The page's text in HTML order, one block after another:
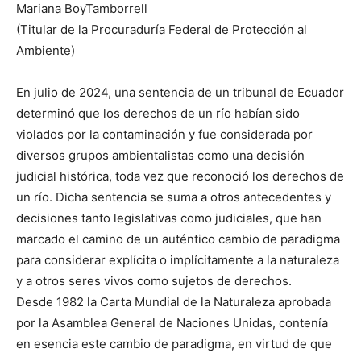
Mariana BoyTamborrell
(Titular de la Procuraduría Federal de Protección al
Ambiente)
En julio de 2024, una sentencia de un tribunal de Ecuador
determinó que los derechos de un río habían sido
violados por la contaminación y fue considerada por
diversos grupos ambientalistas como una decisión
judicial histórica, toda vez que reconoció los derechos de
un río. Dicha sentencia se suma a otros antecedentes y
decisiones tanto legislativas como judiciales, que han
marcado el camino de un auténtico cambio de paradigma
para considerar explícita o implícitamente a la naturaleza
y a otros seres vivos como sujetos de derechos.
Desde 1982 la Carta Mundial de la Naturaleza aprobada
por la Asamblea General de Naciones Unidas, contenía
en esencia este cambio de paradigma, en virtud de que